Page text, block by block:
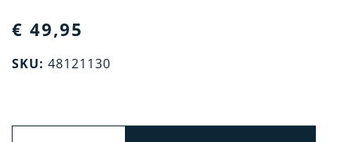
€ 49,95
SKU: 48121130